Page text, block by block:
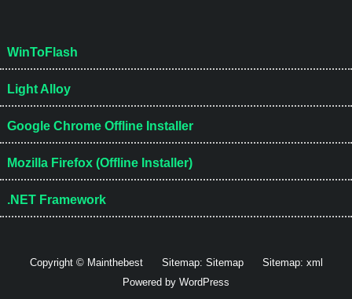
WinToFlash
Light Alloy
Google Chrome Offline Installer
Mozilla Firefox (Offline Installer)
.NET Framework
Copyright © Mainthebest Sitemap: Sitemap Sitemap: xml
Powered by WordPress